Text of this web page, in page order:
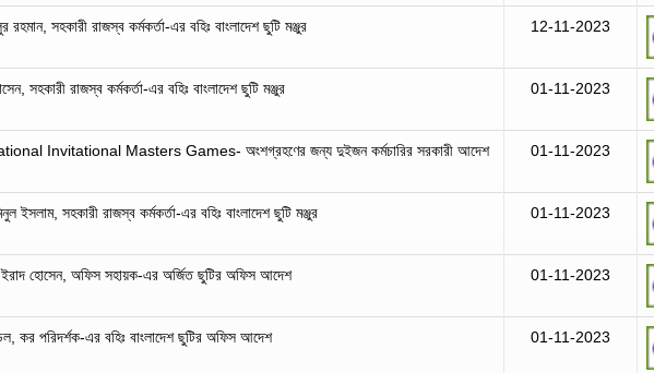
রহমান, সহকারী রাজস্ব কর্মকর্তা-এর বহিঃ বাংলাদেশ ছুটি মঞ্জুর 12-11-2023
সহকারী রাজস্ব কর্মকর্তা-এর বহিঃ বাংলাদেশ ছুটি মঞ্জুর 01-11-2023
Invitational Masters Games- অংশগ্রহণের জন্য দুইজন কর্মচারির সরকারী আদেশ 01-11-2023
ইসলাম, সহকারী রাজস্ব কর্মকর্তা-এর বহিঃ বাংলাদেশ ছুটি মঞ্জুর 01-11-2023
ইরাদ হোসেন, অফিস সহায়ক-এর অর্জিত ছুটির অফিস আদেশ 01-11-2023
কর পরিদর্শক-এর বহিঃ বাংলাদেশ ছুটির অফিস আদেশ 01-11-2023